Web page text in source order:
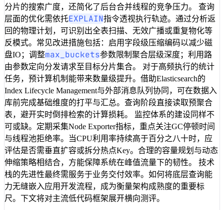
分片的搜索广度，还简化了后台合并线程的竞争压力。 查询
层面的优化需依托EXPLAIN指令透视执行轨迹。通过分析返
回的物理计划，可识别出全表扫描、无效广播或重复物化等
反模式。常见改进措施包括：启用字段级压缩编码以减少磁
盘IO；调整max_buckets参数限制聚合层级深度；利用路
由参数定向分发请求至目标分片集合。 对于高频执行的统计
任务，预计算机制能带来数量级提升。借助Elasticsearch的
Index Lifecycle Management与外部消息队列协同，可在数据入
库前完成基础维度的打平与汇总。查询阶段直接读取预聚合
表，避开实时倒排检索的计算损耗。 监控体系的建设同样不
可或缺。定期采集Node Exporter指标，重点关注GC停顿时间
与线程池拒绝率。当CPU利用率持续高于百分之八十时，应
评估是否需垂直扩容或拆分热点Key。合理的容量规划与动态
伸缩策略相结合，方能保障系统在峰值流量下的韧性。 技术
栈的先进性最终需服务于业务交付效率。如何将底层查询能
力无缝嵌入应用开发流程，成为衡量架构成熟度的重要标
尺。下文将对主流低代码框架展开横向测评。